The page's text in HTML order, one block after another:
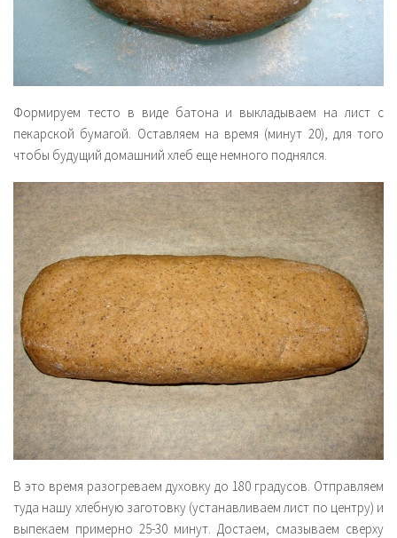
Формируем тесто в виде батона и выкладываем на лист с
пекарской бумагой. Оставляем на время (минут 20), для того
чтобы будущий домашний хлеб еще немного поднялся.
В это время разогреваем духовку до 180 градусов. Отправляем
туда нашу хлебную заготовку (устанавливаем лист по центру) и
выпекаем примерно 25-30 минут. Достаем, смазываем сверху